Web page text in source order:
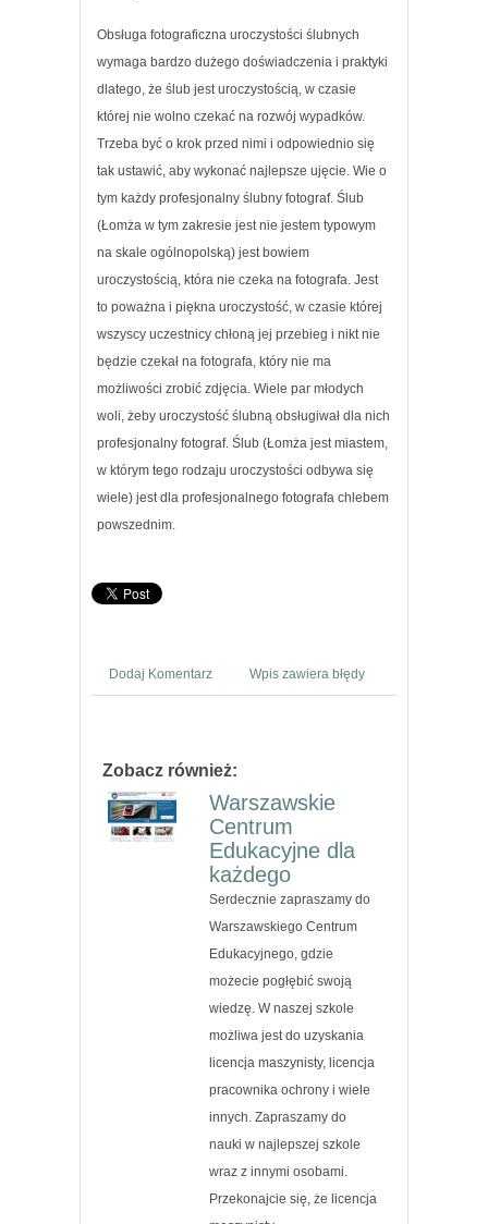
Obsługa fotograficzna uroczystości ślubnych
wymaga bardzo dużego doświadczenia i praktyki
dlatego, że ślub jest uroczystością, w czasie
której nie wolno czekać na rozwój wypadków.
Trzeba być o krok przed nimi i odpowiednio się
tak ustawić, aby wykonać najlepsze ujęcie. Wie o
tym każdy profesjonalny ślubny fotograf. Ślub
(Łomża w tym zakresie jest nie jestem typowym
na skale ogólnopolską) jest bowiem
uroczystością, która nie czeka na fotografa. Jest
to poważna i piękna uroczystość, w czasie której
wszyscy uczestnicy chłoną jej przebieg i nikt nie
będzie czekał na fotografa, który nie ma
możliwości zrobić zdjęcia. Wiele par młodych
woli, żeby uroczystość ślubną obsługiwał dla nich
profesjonalny fotograf. Ślub (Łomża jest miastem,
w którym tego rodzaju uroczystości odbywa się
wiele) jest dla profesjonalnego fotografa chlebem
powszednim.
Dodaj Komentarz Wpis zawiera błędy
Zobacz również:
Warszawskie
Centrum
Edukacyjne dla
każdego
Serdecznie zapraszamy do
Warszawskiego Centrum
Edukacyjnego, gdzie
możecie pogłębić swoją
wiedzę. W naszej szkole
możliwa jest do uzyskania
licencja maszynisty, licencja
pracownika ochrony i wiele
innych. Zapraszamy do
nauki w najlepszej szkole
wraz z innymi osobami.
Przekonajcie się, że licencja